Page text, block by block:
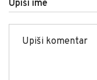
Upiši ime